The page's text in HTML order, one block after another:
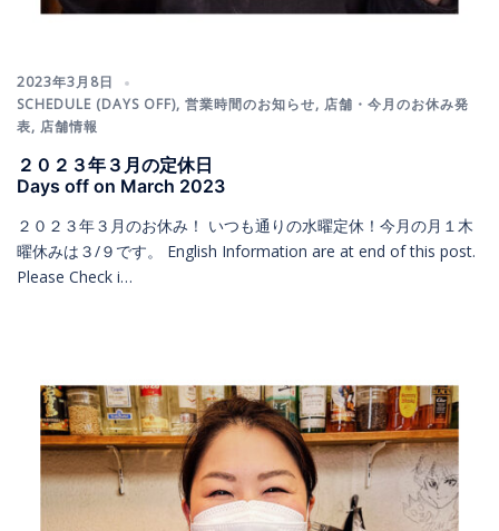
2023年3月8日
SCHEDULE (DAYS OFF), 営業時間のお知らせ, 店舗・今月のお休み発
表, 店舗情報
２０２３年３月の定休日
Days off on March 2023
２０２３年３月のお休み！ いつも通りの水曜定休！今月の月１木
曜休みは３/９です。 English Information are at end of this post.
Please Check i…